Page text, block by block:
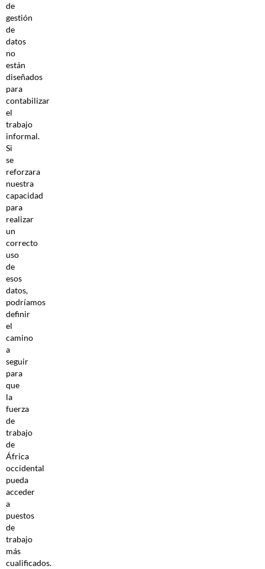
de
gestión
de
datos
no
están
diseñados
para
contabilizar
el
trabajo
informal.
Si
se
reforzara
nuestra
capacidad
para
realizar
un
correcto
uso
de
esos
datos,
podríamos
definir
el
camino
a
seguir
para
que
la
fuerza
de
trabajo
de
África
occidental
pueda
acceder
a
puestos
de
trabajo
más
cualificados.